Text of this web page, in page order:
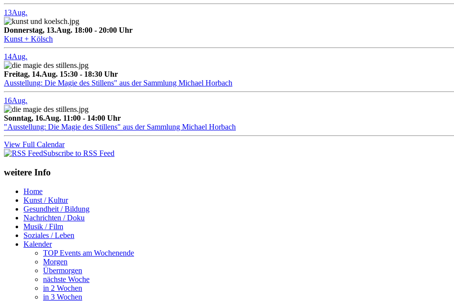
13Aug.
Donnerstag, 13.Aug. 18:00 - 20:00 Uhr
Kunst + Kölsch
14Aug.
Freitag, 14.Aug. 15:30 - 18:30 Uhr
Ausstellung: Die Magie des Stillens" aus der Sammlung Michael Horbach
16Aug.
Sonntag, 16.Aug. 11:00 - 14:00 Uhr
"Ausstellung: Die Magie des Stillens" aus der Sammlung Michael Horbach
View Full Calendar
Subscribe to RSS Feed
weitere Info
Home
Kunst / Kultur
Gesundheit / Bildung
Nachrichten / Doku
Musik / Film
Soziales / Leben
Kalender
TOP Events am Wochenende
Morgen
Übermorgen
nächste Woche
in 2 Wochen
in 3 Wochen